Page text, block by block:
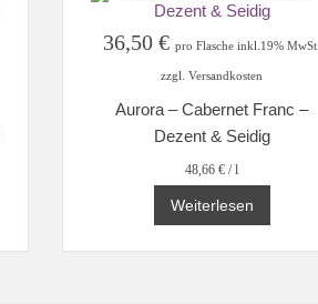
36,50 € pro Flasche inkl.19% MwSt.
zzgl. Versandkosten
Aurora – Cabernet Franc –
Dezent & Seidig
48,66 € /l
Weiterlesen